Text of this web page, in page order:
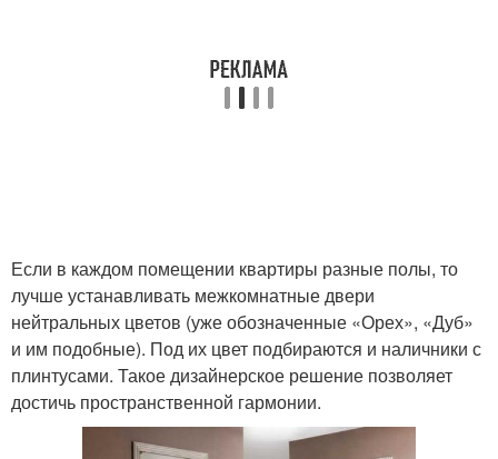
Если в каждом помещении квартиры разные полы, то
лучше устанавливать межкомнатные двери
нейтральных цветов (уже обозначенные «Орех», «Дуб»
и им подобные). Под их цвет подбираются и наличники с
плинтусами. Такое дизайнерское решение позволяет
достичь пространственной гармонии.